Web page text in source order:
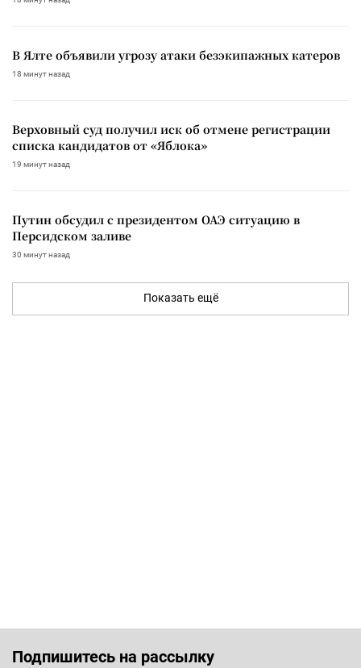
В Ялте объявили угрозу атаки безэкипажных катеров
18 минут назад
Верховный суд получил иск об отмене регистрации
списка кандидатов от «Яблока»
19 минут назад
Путин обсудил с президентом ОАЭ ситуацию в
Персидском заливе
30 минут назад
Показать ещё
Подпишитесь на рассылку